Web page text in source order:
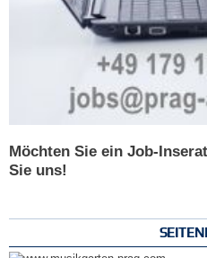
Möchten Sie ein Job-
Sie uns!